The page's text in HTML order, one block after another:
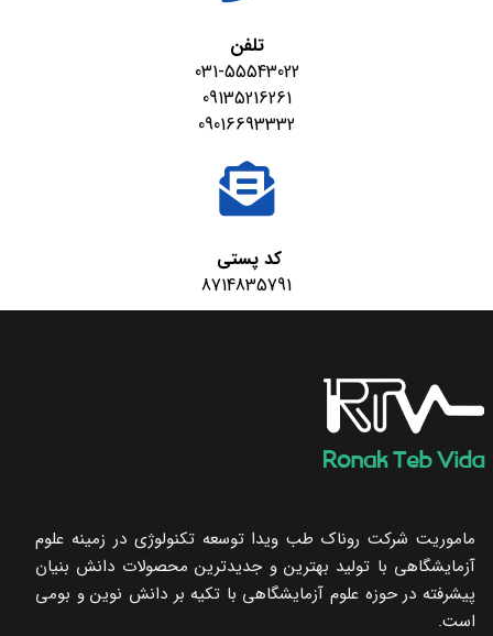
تلفن
031-55543022
09135216261
09016693332
کد پستی
8714835791
ماموریت شرکت روناک طب ویدا توسعه تکنولوژی در زمینه علوم
آزمایشگاهی با تولید بهترین و جدیدترین محصولات دانش بنیان
پیشرفته در حوزه علوم آزمایشگاهی با تکیه ‌بر دانش نوین و بومی
است.